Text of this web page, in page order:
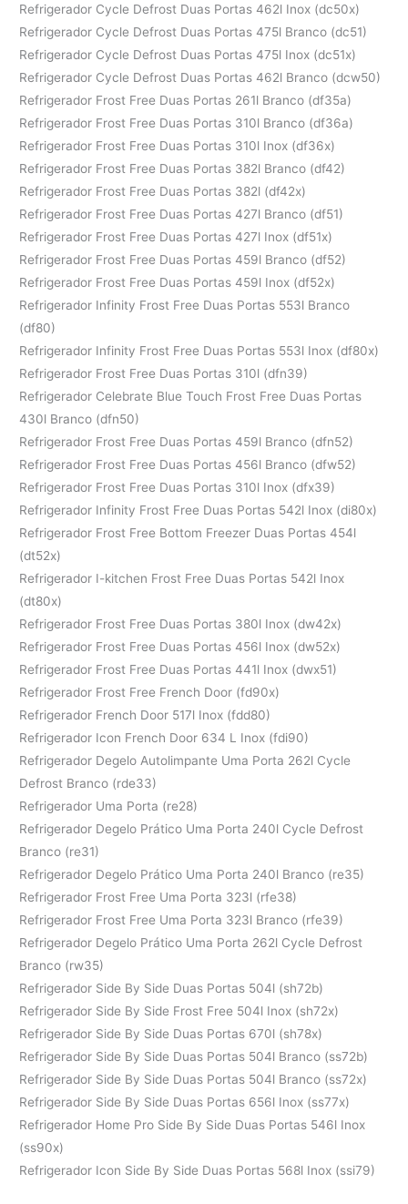
Refrigerador Cycle Defrost Duas Portas 462l Inox (dc50x)
Refrigerador Cycle Defrost Duas Portas 475l Branco (dc51)
Refrigerador Cycle Defrost Duas Portas 475l Inox (dc51x)
Refrigerador Cycle Defrost Duas Portas 462l Branco (dcw50)
Refrigerador Frost Free Duas Portas 261l Branco (df35a)
Refrigerador Frost Free Duas Portas 310l Branco (df36a)
Refrigerador Frost Free Duas Portas 310l Inox (df36x)
Refrigerador Frost Free Duas Portas 382l Branco (df42)
Refrigerador Frost Free Duas Portas 382l (df42x)
Refrigerador Frost Free Duas Portas 427l Branco (df51)
Refrigerador Frost Free Duas Portas 427l Inox (df51x)
Refrigerador Frost Free Duas Portas 459l Branco (df52)
Refrigerador Frost Free Duas Portas 459l Inox (df52x)
Refrigerador Infinity Frost Free Duas Portas 553l Branco
(df80)
Refrigerador Infinity Frost Free Duas Portas 553l Inox (df80x)
Refrigerador Frost Free Duas Portas 310l (dfn39)
Refrigerador Celebrate Blue Touch Frost Free Duas Portas
430l Branco (dfn50)
Refrigerador Frost Free Duas Portas 459l Branco (dfn52)
Refrigerador Frost Free Duas Portas 456l Branco (dfw52)
Refrigerador Frost Free Duas Portas 310l Inox (dfx39)
Refrigerador Infinity Frost Free Duas Portas 542l Inox (di80x)
Refrigerador Frost Free Bottom Freezer Duas Portas 454l
(dt52x)
Refrigerador I-kitchen Frost Free Duas Portas 542l Inox
(dt80x)
Refrigerador Frost Free Duas Portas 380l Inox (dw42x)
Refrigerador Frost Free Duas Portas 456l Inox (dw52x)
Refrigerador Frost Free Duas Portas 441l Inox (dwx51)
Refrigerador Frost Free French Door (fd90x)
Refrigerador French Door 517l Inox (fdd80)
Refrigerador Icon French Door 634 L Inox (fdi90)
Refrigerador Degelo Autolimpante Uma Porta 262l Cycle
Defrost Branco (rde33)
Refrigerador Uma Porta (re28)
Refrigerador Degelo Prático Uma Porta 240l Cycle Defrost
Branco (re31)
Refrigerador Degelo Prático Uma Porta 240l Branco (re35)
Refrigerador Frost Free Uma Porta 323l (rfe38)
Refrigerador Frost Free Uma Porta 323l Branco (rfe39)
Refrigerador Degelo Prático Uma Porta 262l Cycle Defrost
Branco (rw35)
Refrigerador Side By Side Duas Portas 504l (sh72b)
Refrigerador Side By Side Frost Free 504l Inox (sh72x)
Refrigerador Side By Side Duas Portas 670l (sh78x)
Refrigerador Side By Side Duas Portas 504l Branco (ss72b)
Refrigerador Side By Side Duas Portas 504l Branco (ss72x)
Refrigerador Side By Side Duas Portas 656l Inox (ss77x)
Refrigerador Home Pro Side By Side Duas Portas 546l Inox
(ss90x)
Refrigerador Icon Side By Side Duas Portas 568l Inox (ssi79)